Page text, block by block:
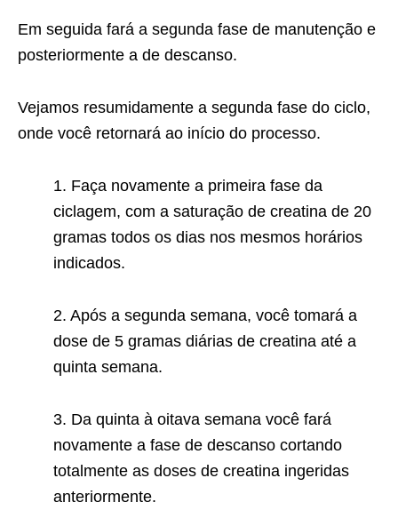
Em seguida fará a segunda fase de manutenção e
posteriormente a de descanso.
Vejamos resumidamente a segunda fase do ciclo,
onde você retornará ao início do processo.
1. Faça novamente a primeira fase da
ciclagem, com a saturação de creatina de 20
gramas todos os dias nos mesmos horários
indicados.
2. Após a segunda semana, você tomará a
dose de 5 gramas diárias de creatina até a
quinta semana.
3. Da quinta à oitava semana você fará
novamente a fase de descanso cortando
totalmente as doses de creatina ingeridas
anteriormente.